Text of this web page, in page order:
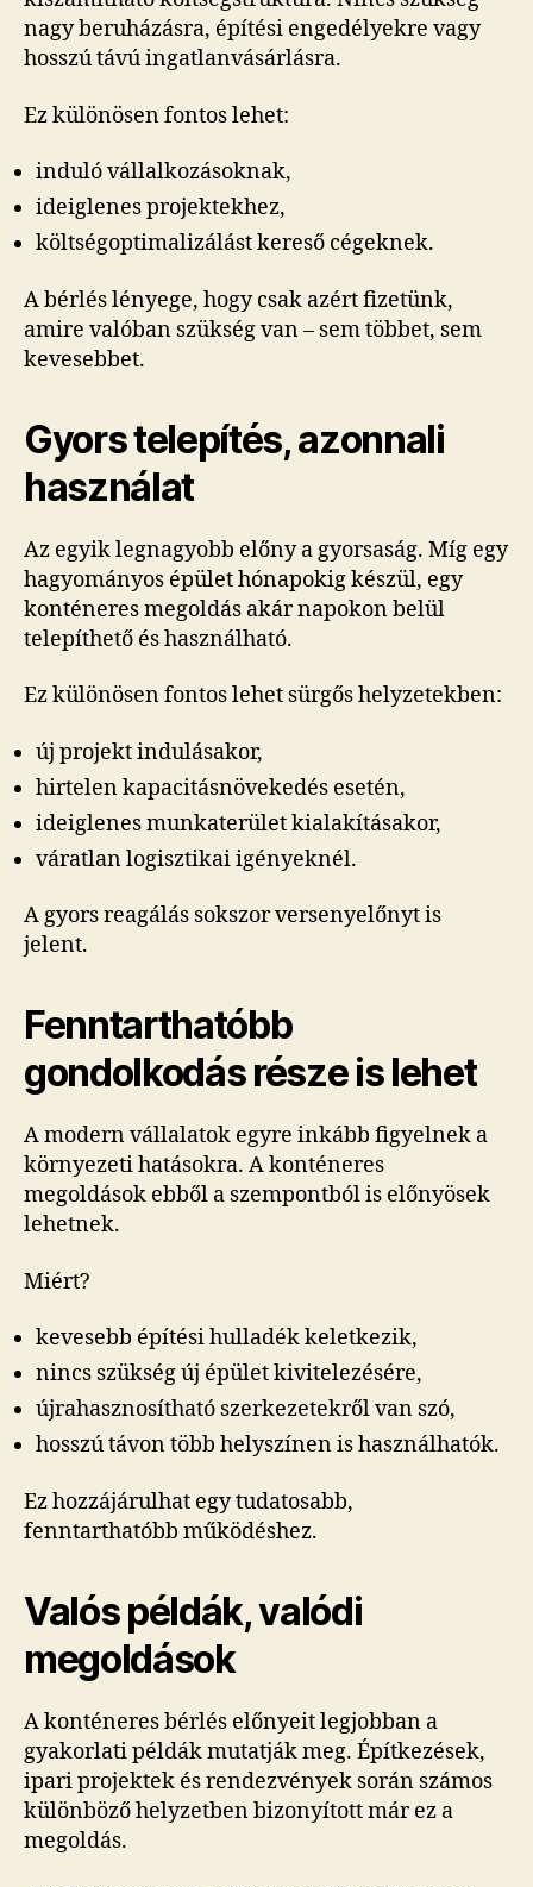
nagy beruházásra, építési engedélyekre vagy
hosszú távú ingatlanvásárlásra.
Ez különösen fontos lehet:
induló vállalkozásoknak,
ideiglenes projektekhez,
költségoptimalizálást kereső cégeknek.
A bérlés lényege, hogy csak azért fizetünk,
amire valóban szükség van – sem többet, sem
kevesebbet.
Gyors telepítés, azonnali
használat
Az egyik legnagyobb előny a gyorsaság. Míg egy
hagyományos épület hónapokig készül, egy
konténeres megoldás akár napokon belül
telepíthető és használható.
Ez különösen fontos lehet sürgős helyzetekben:
új projekt indulásakor,
hirtelen kapacitásnövekedés esetén,
ideiglenes munkaterület kialakításakor,
váratlan logisztikai igényeknél.
A gyors reagálás sokszor versenyelőnyt is
jelent.
Fenntarthatóbb
gondolkodás része is lehet
A modern vállalatok egyre inkább figyelnek a
környezeti hatásokra. A konténeres
megoldások ebből a szempontból is előnyösek
lehetnek.
Miért?
kevesebb építési hulladék keletkezik,
nincs szükség új épület kivitelezésére,
újrahasznosítható szerkezetekről van szó,
hosszú távon több helyszínen is használhatók.
Ez hozzájárulhat egy tudatosabb,
fenntarthatóbb működéshez.
Valós példák, valódi
megoldások
A konténeres bérlés előnyeit legjobban a
gyakorlati példák mutatják meg. Építkezések,
ipari projektek és rendezvények során számos
különböző helyzetben bizonyított már ez a
megoldás.